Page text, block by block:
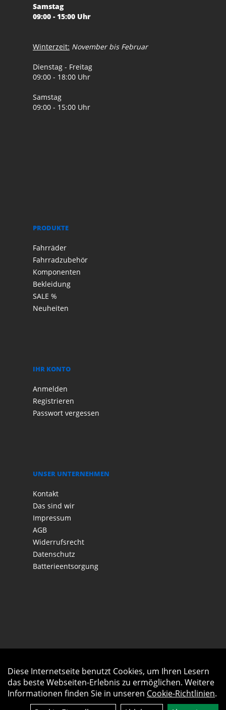
Samstag
09:00 - 15:00 Uhr
Winterzeit: November bis Februar
Dienstag - Freitag
09:00 - 18:00 Uhr
Samstag
09:00 - 15:00 Uhr
PRODUKTE
Fahrräder
Fahrradzubehör
Komponenten
Bekleidung
SALE %
Neuheiten
IHR KONTO
Anmelden
Registrieren
Passwort vergessen
UNSER UNTERNEHMEN
Kontakt
Das sind wir
Impressum
AGB
Widerrufsrecht
Datenschutz
Batterieentsorgung
Diese Internetseite benutzt Cookies, um Ihren Lesern
das beste Webseiten-Erlebnis zu ermöglichen. Weitere
Informationen finden Sie in unseren Cookie-Richtlinien.
Auftrag widerrufen